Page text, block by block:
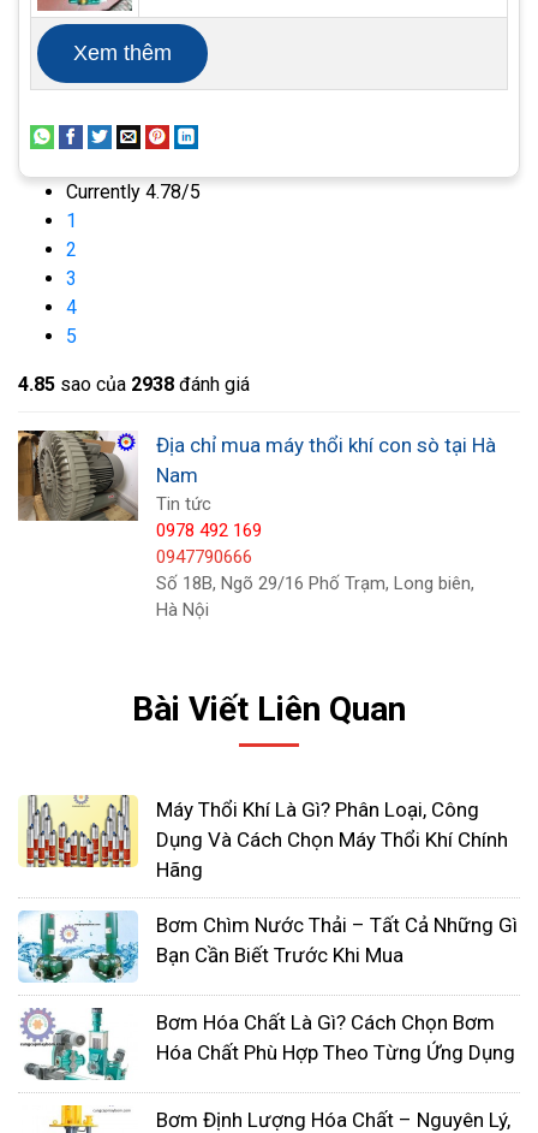
- Lưu lượng bơm: Lưu lượng có thể hiểu là lượng
khí mà máy thổi có thể thổi được, tùy vào tính chất
công việc là lựa chọn lưu lượng máy bơm cho phù
hợp.
- Điện áp: Để máy thổi có thể hoạt động hết công
suất thì nên lựa chọn sản phẩm có điện áp phù
hợp.
Ngoài những yếu tố trên, khi bạn chọn mua máy
thổi khí con sò giá rẻ Hà Nam thì nên lưu ý đến
thương hiệu của máy và chế độ bảo hành của máy.
liên hệ với Nhất Tâm Phát ngay hôm nay.
tôi đảm bảo sẽ mang đến cho các bạn trải nghiệm
dịch vụ tốt nhất cùng với những khuyến mãi vượt
trội nhất trên thị trường. Liên hệ với chúng tôi để
được cung cấp báo giá máy thổi khí con sò nhé!
>>> Xem thêm: Địa chỉ muamáy thổi khí con sò
Savertigiá rẻ tại Hà Nội
Xem thêm
Currently 4.78/5
1
2
3
4
5
4.85 sao của 2938 đánh giá
Địa chỉ mua máy thổi khí con sò tại Hà
Nam
Tin tức
0978 492 169
0947790666
Số 18B, Ngõ 29/16 Phố Trạm, Long biên,
Hà Nội
Bài Viết Liên Quan
Máy Thổi Khí Là Gì? Phân Loại, Công
Dụng Và Cách Chọn Máy Thổi Khí Chính
Hãng
Bơm Chìm Nước Thải – Tất Cả Những Gì
Bạn Cần Biết Trước Khi Mua
Bơm Hóa Chất Là Gì? Cách Chọn Bơm
Hóa Chất Phù Hợp Theo Từng Ứng Dụng
Bơm Định Lượng Hóa Chất – Nguyên Lý,